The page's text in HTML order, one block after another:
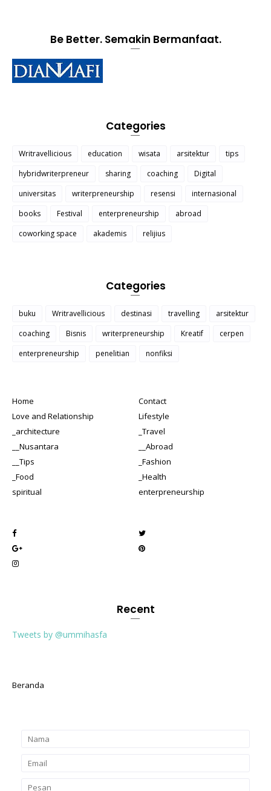
Be Better. Semakin Bermanfaat.
Categories
Writravellicious education wisata arsitektur
tips
hybridwriterpreneur
sharing coaching
Digital
universitas
writerpreneurship resensi
internasional
books
Festival enterpreneurship
abroad
coworking space
akademis relijius
Categories
buku Writravellicious destinasi travelling
arsitektur
coaching
Bisnis writerpreneurship Kreatif
cerpen
enterpreneurship
penelitian nonfiksi
Home
Contact
Love and Relationship
Lifestyle
_architecture
_Travel
__Nusantara
__Abroad
__Tips
_Fashion
_Food
_Health
spiritual
enterpreneurship
Recent
Tweets by @ummihasfa
Beranda